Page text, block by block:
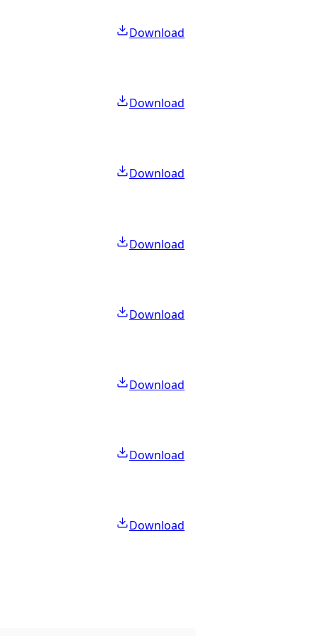
Download
Download
Download
Download
Download
Download
Download
Download